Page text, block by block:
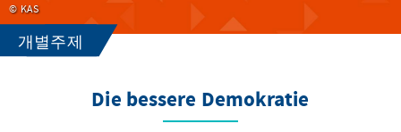
KAS
개별주제
Die bessere Demokratie